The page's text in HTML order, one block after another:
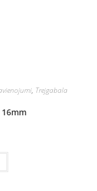
, Trejgabala